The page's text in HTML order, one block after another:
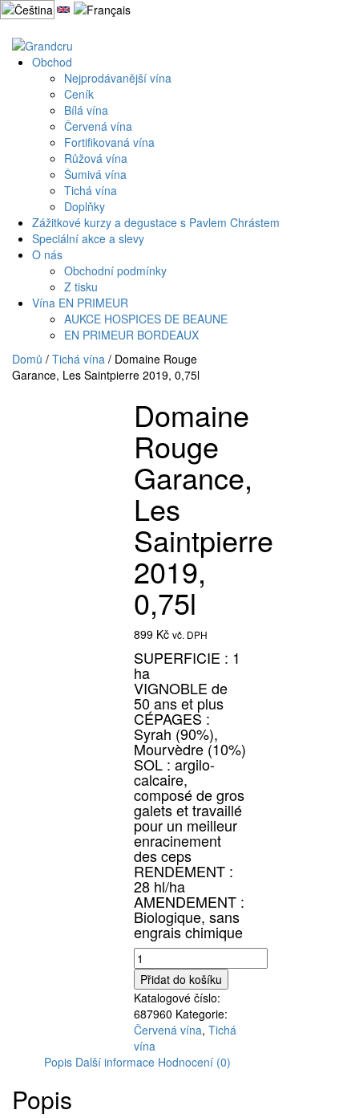
Přejít
k
obsahu
webu Obchod
Nejprodávanější vína
Ceník
Bílá vína
Červená vína
Fortifikovaná vína
Růžová vína
Šumivá vína
Tichá vína
Doplňky
Zážitkové kurzy a degustace s Pavlem Chrástem
Speciální akce a slevy
O nás
Obchodní podmínky
Z tisku
Vína EN PRIMEUR
AUKCE HOSPICES DE BEAUNE
EN PRIMEUR BORDEAUX
Domů / Tichá vína / Domaine Rouge
Garance, Les Saintpierre 2019, 0,75l
Domaine
Rouge
Garance,
Les
Saintpierre
2019,
0,75l
899 Kč vč. DPH
SUPERFICIE : 1
ha
VIGNOBLE de
50 ans et plus
CÉPAGES :
Syrah (90%),
Mourvèdre (10%)
SOL : argilo-
calcaire,
composé de gros
galets et travaillé
pour un meilleur
enracinement
des ceps
RENDEMENT :
28 hl/ha
AMENDEMENT :
Biologique, sans
engrais chimique
Domaine
Rouge
Garance,
Les
Saintpierre
2019,
0,75l
množství
Přidat do košíku
Katalogové číslo:
687960 Kategorie:
Červená vína,Tichá
vína
Popis Další informace Hodnocení (0)
Popis